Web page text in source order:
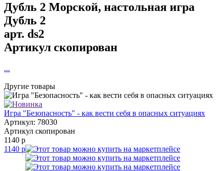
Дубль 2 Морской, настольная игра
Дубль 2
арт. ds2
Артикул скопирован
...
Другие товары
Игра "Безопасность" - как вести себя в опасных ситуациях
Артикул: 78030
Артикул скопирован
1140 р
1140 р